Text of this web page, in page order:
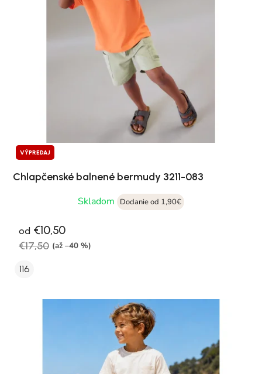
VÝPREDAJ
Chlapčenské balnené bermudy 3211-083
Skladom
Dodanie od 1,90€
od €10,50
€17,50 (až –40 %)
116